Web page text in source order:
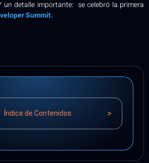
un detalle importante: se celebró la primera
Summit.
Índice de Contenidos >